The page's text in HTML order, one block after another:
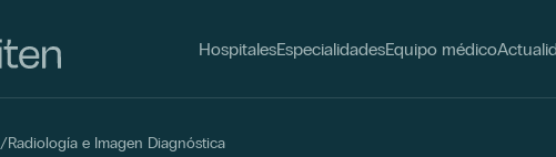
HospitalesEspecialidadesEquipo médico
/Radiología e Imagen Diagnóstica